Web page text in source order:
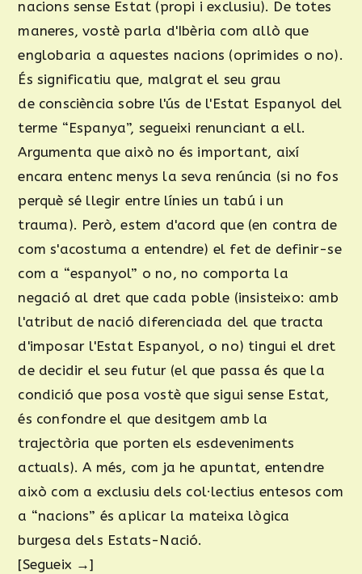
nacions sense Estat (propi i exclusiu). De totes
maneres, vostè parla d'Ibèria com allò que
englobaria a aquestes nacions (oprimides o no).
És significatiu que, malgrat el seu grau
de consciència sobre l'ús de l'Estat Espanyol del
terme “Espanya”, segueixi renunciant a ell.
Argumenta que això no és important, així
encara entenc menys la seva renúncia (si no fos
perquè sé llegir entre línies un tabú i un
trauma). Però, estem d'acord que (en contra de
com s'acostuma a entendre) el fet de definir-se
com a “espanyol” o no, no comporta la
negació al dret que cada poble (insisteixo: amb
l'atribut de nació diferenciada del que tracta
d'imposar l'Estat Espanyol, o no) tingui el dret
de decidir el seu futur (el que passa és que la
condició que posa vostè que sigui sense Estat,
és confondre el que desitgem amb la
trajectòria que porten els esdeveniments
actuals). A més, com ja he apuntat, entendre
això com a exclusiu dels col·lectius entesos com
a “nacions” és aplicar la mateixa lògica
burgesa dels Estats-Nació.
[Segueix →]